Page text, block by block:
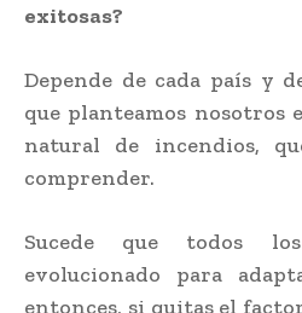
exitosas?
Depende de cada país y
que planteamos nosotros
natural de incendios,
comprender.
Sucede que todos
evolucionado para
entonces, si quitas el